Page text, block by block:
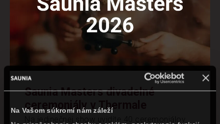
Na Vašom súkromí nám záleží
Saunia Masters divadelné
ceremoniály v Thermale